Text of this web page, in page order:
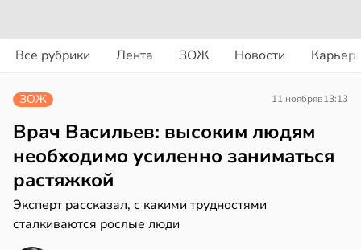
Все рубрики Лента ЗОЖ Новости
в13:55
ЗОЖ 11 ноябряв13:13
Врач Васильев: высоким людям
необходимо усиленно заниматься
растяжкой
Эксперт рассказал, с какими трудностями
сталкиваются рослые люди
в